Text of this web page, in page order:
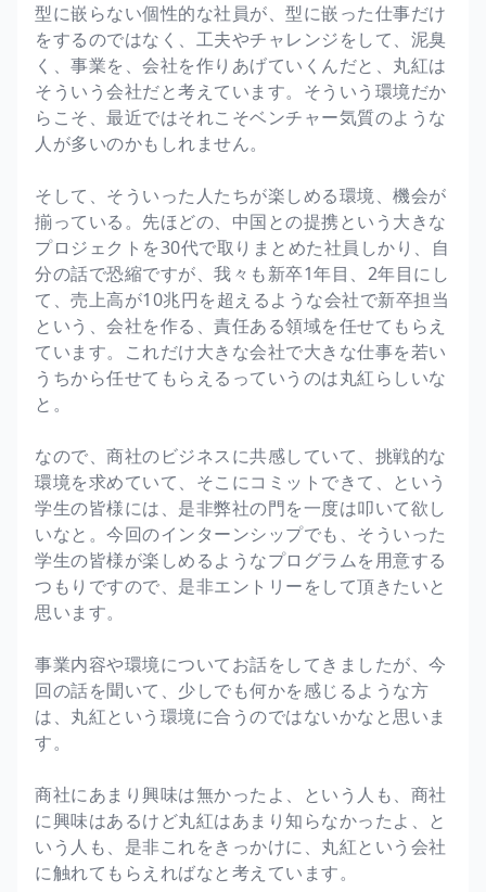
型に嵌らない個性的な社員が、型に嵌った仕事だけ
をするのではなく、工夫やチャレンジをして、泥臭
く、事業を、会社を作りあげていくんだと、丸紅は
そういう会社だと考えています。そういう環境だか
らこそ、最近ではそれこそベンチャー気質のような
人が多いのかもしれません。
そして、そういった人たちが楽しめる環境、機会が
揃っている。先ほどの、中国との提携という大きな
プロジェクトを30代で取りまとめた社員しかり、自
分の話で恐縮ですが、我々も新卒1年目、2年目にし
て、売上高が10兆円を超えるような会社で新卒担当
という、会社を作る、責任ある領域を任せてもらえ
ています。これだけ大きな会社で大きな仕事を若い
うちから任せてもらえるっていうのは丸紅らしいな
と。
なので、商社のビジネスに共感していて、挑戦的な
環境を求めていて、そこにコミットできて、という
学生の皆様には、是非弊社の門を一度は叩いて欲し
いなと。今回のインターンシップでも、そういった
学生の皆様が楽しめるようなプログラムを用意する
つもりですので、是非エントリーをして頂きたいと
思います。
事業内容や環境についてお話をしてきましたが、今
回の話を聞いて、少しでも何かを感じるような方
は、丸紅という環境に合うのではないかなと思いま
す。
商社にあまり興味は無かったよ、という人も、商社
に興味はあるけど丸紅はあまり知らなかったよ、と
いう人も、是非これをきっかけに、丸紅という会社
に触れてもらえればなと考えています。